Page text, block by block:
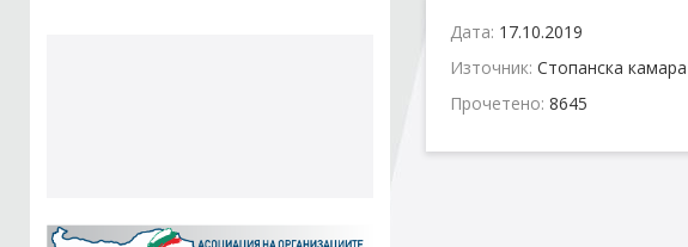
Дата: 17.10.2019
Източник: Стопанска
Прочетено: 8645